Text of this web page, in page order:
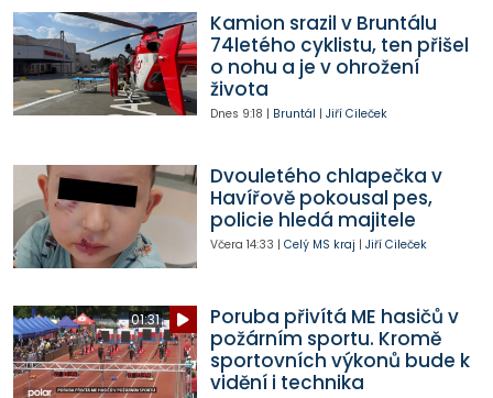
Kamion srazil v Bruntálu
74letého cyklistu, ten přišel
o nohu a je v ohrožení
života
Dnes 9:18 | Bruntál | Jiří Cileček
Dvouletého chlapečka v
Havířově pokousal pes,
policie hledá majitele
Včera 14:33 | Celý MS kraj | Jiří Cileček
01:31
Poruba přivítá ME hasičů v
požárním sportu. Kromě
sportovních výkonů bude k
vidění i technika